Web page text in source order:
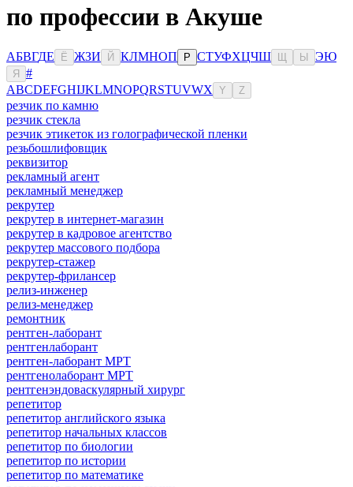
по профессии в Акуше
АБВГДЕ Ё ЖЗИ Й КЛМНОП Р СТУФХЦЧШ Ы ЭЮ
Я
#
ABCDEFGHIJKLMNOPQRSTUVWX Y Z
резчик по камню
резчик стекла
резчик этикеток из голографической пленки
резьбошлифовщик
реквизитор
рекламный агент
рекламный менеджер
рекрутер
рекрутер в интернет-магазин
рекрутер в кадровое агентство
рекрутер массового подбора
рекрутер-стажер
рекрутер-фрилансер
релиз-инженер
релиз-менеджер
ремонтник
рентген-лаборант
рентгенлаборант
рентген-лаборант МРТ
рентгенолаборант МРТ
рентгенэндоваскулярный хирург
репетитор
репетитор английского языка
репетитор начальных классов
репетитор по биологии
репетитор по истории
репетитор по математике